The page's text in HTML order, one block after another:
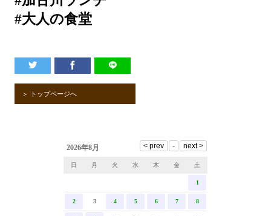
#大人の食堂
＞ トップページへ
2026年8月
日 月 火 水 木 金 土
1
2 3 4 5 6 7 8